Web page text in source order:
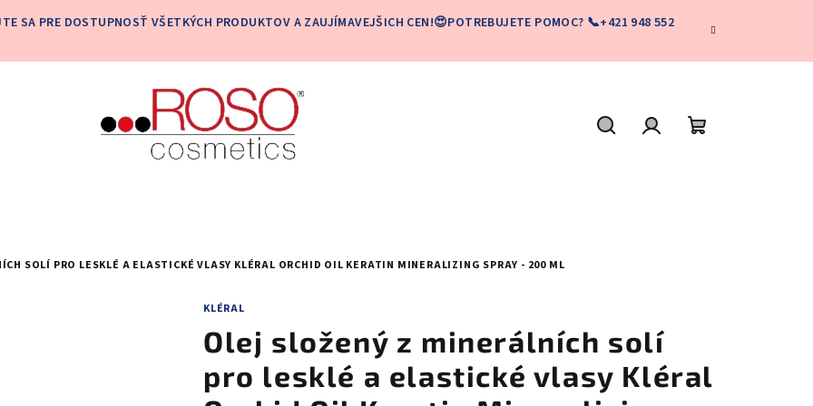
SA PRE DOSTUPNOSŤ VŠETKÝCH PRODUKTOV A ZAUJÍMAVEJŠICH CEN!😍POTREBUJETE POMOC? 📞+421 948 552
SOLÍ PRO LESKLÉ A ELASTICKÉ VLASY KLÉRAL ORCHID OIL KERATIN MINERALIZING SPRAY - 200 ML
KLÉRAL
Olej složený z minerálních solí
pro lesklé a elastické vlasy Kléral